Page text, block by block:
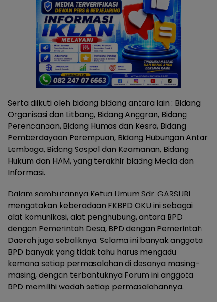
Serta diikuti oleh bidang bidang antara lain : Bidang
Organisasi dan Litbang, Bidang Anggran, Bidang
Perencanaan, Bidang Humas dan Kesra, Bidang
Pemberdayaan Perempuan, Bidang Hubungan Antar
Lembaga, Bidang Sospol dan Keamanan, Bidang
Hukum dan HAM, yang terakhir biadng Media dan
Informasi.
Dalam sambutannya Ketua Umum Sdr. GARSUBI
mengatakan keberadaan FKBPD OKU ini sebagai
alat komunikasi, alat penghubung, antara BPD
dengan Pemerintah Desa, BPD dengan Pemerintah
Daerah juga sebaliknya. Selama ini banyak anggota
BPD banyak yang tidak tahu harus mengadu
kemana setiap permasalahan di desanya masing-
masing, dengan terbantuknya Forum ini anggota
BPD memilihi wadah setiap permasalahannya.